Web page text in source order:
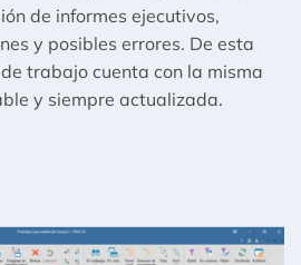
de informes ejecutivos,
y posibles errores. De esta
trabajo cuenta con la misma
y siempre actualizada.